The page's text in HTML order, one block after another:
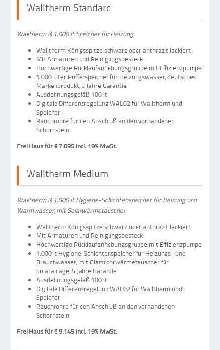
Walltherm Standard
Walltherm & 1.000 lt Speicher für Heizung
Walltherm Königsspitze schwarz oder anthrazit lackiert
Mit Armaturen und Reinigungsbesteck
Hochwertige Rücklaufanhebungsgruppe mit Effizienzpumpe
1.000 Liter Pufferspeicher für Heizungswasser, deutsches
Markenprodukt, 5 Jahre Garantie
Ausdehnungsgefäß 100 lt
Digitale Differenzregelung WAL02 für Walltherm und
Speicher
Rauchrohre für den Anschluß an den vorhandenen
Schornstein
Frei Haus für € 7.895 incl. 19% MwSt.
Walltherm Medium
Walltherm & 1.000 lt Hygiene-Schichtenspeicher für Heizung und
Warmwasser, mit Solarwärmetauscher
Walltherm Königsspitze schwarz oder anthrazit lackiert
Mit Armaturen und Reinigungsbesteck
Hochwertige Rücklaufanhebungsgruppe mit Effizienzpumpe
1.000 lt Hygiene-Schichtenspeicher für Heizungs- und
Brauchwasser; mit Glattrohrwärmetauscher für
Solaranlage, 5 Jahre Garantie
Ausdehnungsgefäß 100 lt
Digitale Differenzregelung WAL02 für Walltherm und
Speicher
Rauchrohre für den Anschluß an den vorhandenen
Schornstein
Frei Haus für € 9.145 incl. 19% MwSt.